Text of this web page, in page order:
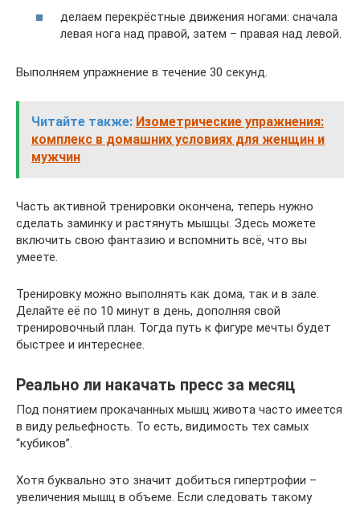
делаем перекрёстные движения ногами: сначала
левая нога над правой, затем – правая над левой.
Выполняем упражнение в течение 30 секунд.
Читайте также: Изометрические упражнения:
комплекс в домашних условиях для женщин и
мужчин
Часть активной тренировки окончена, теперь нужно
сделать заминку и растянуть мышцы. Здесь можете
включить свою фантазию и вспомнить всё, что вы
умеете.
Тренировку можно выполнять как дома, так и в зале.
Делайте её по 10 минут в день, дополняя свой
тренировочный план. Тогда путь к фигуре мечты будет
быстрее и интереснее.
Реально ли накачать пресс за месяц
Под понятием прокачанных мышц живота часто имеется
в виду рельефность. То есть, видимость тех самых
“кубиков”.
Хотя буквально это значит добиться гипертрофии –
увеличения мышц в объеме. Если следовать такому